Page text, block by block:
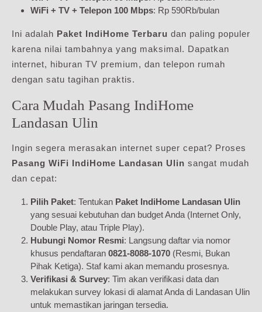
WiFi + TV + Telepon 100 Mbps: Rp 590Rb/bulan
Ini adalah Paket IndiHome Terbaru dan paling populer
karena nilai tambahnya yang maksimal. Dapatkan
internet, hiburan TV premium, dan telepon rumah
dengan satu tagihan praktis.
Cara Mudah Pasang IndiHome
Landasan Ulin
Ingin segera merasakan internet super cepat? Proses
Pasang WiFi IndiHome Landasan Ulin sangat mudah
dan cepat:
Pilih Paket: Tentukan Paket IndiHome Landasan Ulin
yang sesuai kebutuhan dan budget Anda (Internet Only,
Double Play, atau Triple Play).
Hubungi Nomor Resmi: Langsung daftar via nomor
khusus pendaftaran 0821-8088-1070 (Resmi, Bukan
Pihak Ketiga). Staf kami akan memandu prosesnya.
Verifikasi & Survey: Tim akan verifikasi data dan
melakukan survey lokasi di alamat Anda di Landasan Ulin
untuk memastikan jaringan tersedia.